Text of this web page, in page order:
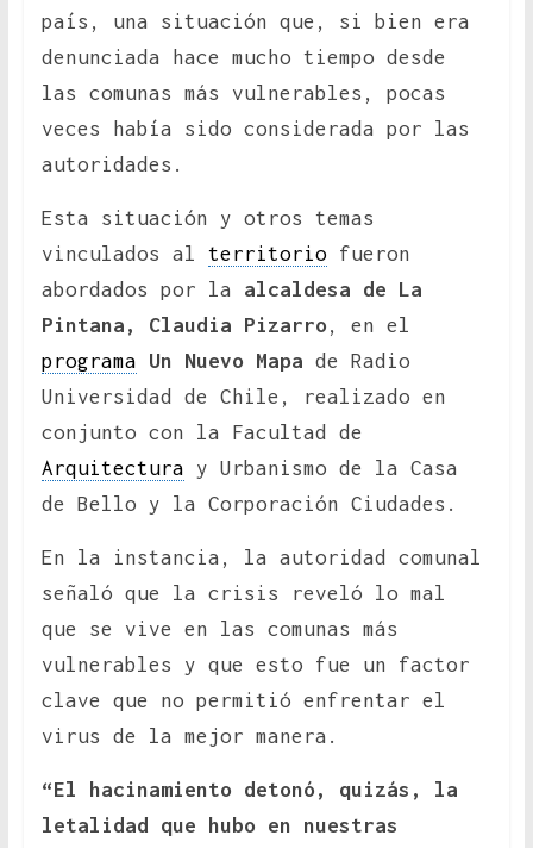
país, una situación que, si bien era
denunciada hace mucho tiempo desde
las comunas más vulnerables, pocas
veces había sido considerada por las
autoridades.
Esta situación y otros temas
vinculados al territoriofueron
abordados por la alcaldesa de La
Pintana, Claudia Pizarro , en el
programa Un Nuevo Mapa de Radio
Universidad de Chile, realizado en
conjunto con la Facultad de
Arquitectura y Urbanismo de la Casa
de Bello y la Corporación Ciudades.
En la instancia, la autoridad comunal
señaló que la crisis reveló lo mal
que se vive en las comunas más
vulnerables y que esto fue un factor
clave que no permitió enfrentar el
virus de la mejor manera.
“El hacinamiento detonó, quizás, la
letalidad que hubo en nuestras